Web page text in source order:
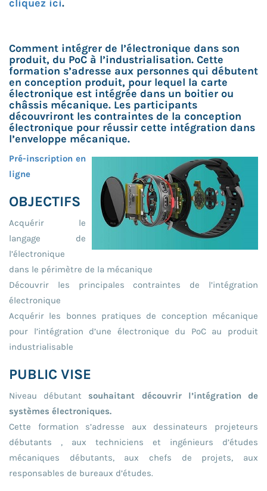
cliquez ici.
Comment intégrer de l’électronique dans son
produit, du PoC à l’industrialisation. Cette
formation s’adresse aux personnes qui débutent
en conception produit, pour lequel la carte
électronique est intégrée dans un boitier ou
châssis mécanique. Les participants
découvriront les contraintes de la conception
électronique pour réussir cette intégration dans
l’enveloppe mécanique.
Pré-inscription en
ligne
OBJECTIFS
Acquérir le
langage de
l’électronique
dans le périmètre de la mécanique
Découvrir les principales contraintes de l’intégration
électronique
Acquérir les bonnes pratiques de conception mécanique
pour l’intégration d’une électronique du PoC au produit
industrialisable
PUBLIC VISE
Niveau débutant souhaitant découvrir l’intégration de
systèmes électroniques.
Cette formation s’adresse aux dessinateurs projeteurs
débutants , aux techniciens et ingénieurs d’études
mécaniques débutants, aux chefs de projets, aux
responsables de bureaux d’études.